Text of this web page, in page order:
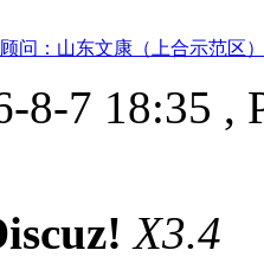
问：山东文康（上合示范区
8-7 18:35 ,
X3.4